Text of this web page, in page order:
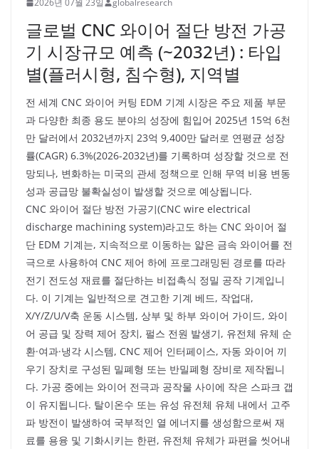
2026년 07월 23일 globalresearch
글로벌 CNC 와이어 절단 방전 가공
기 시장규모 예측 (~2032년) : 타입
별(플러시형, 침수형), 지역별
전 세계 CNC 와이어 커팅 EDM 기계 시장은 주요 제품 부문
과 다양한 최종 용도 분야의 성장에 힘입어 2025년 15억 6천
만 달러에서 2032년까지 23억 9,400만 달러로 연평균 성장
률(CAGR) 6.3%(2026-2032년)를 기록하며 성장할 것으로 전
망되나, 변화하는 미국의 관세 정책으로 인해 무역 비용 변동
성과 공급망 불확실성이 발생할 것으로 예상됩니다.
CNC 와이어 절단 방전 가공기(CNC wire electrical
discharge machining system)라고도 하는 CNC 와이어 절
단 EDM 기계는, 지속적으로 이동하는 얇은 금속 와이어를 전
극으로 사용하여 CNC 제어 하에 프로그래밍된 경로를 따라
전기 전도성 재료를 절단하는 비접촉식 정밀 공작 기계입니
다. 이 기계는 일반적으로 견고한 기계 베드, 작업대,
X/Y/Z/U/V축 운동 시스템, 상부 및 하부 와이어 가이드, 와이
어 공급 및 장력 제어 장치, 펄스 전원 발생기, 유전체 유체 순
환·여과·냉각 시스템, CNC 제어 인터페이스, 자동 와이어 끼
우기 장치로 구성된 밀폐형 또는 반밀폐형 장비로 제작됩니
다. 가공 중에는 와이어 전극과 공작물 사이에 작은 스파크 갭
이 유지됩니다. 탈이온수 또는 유성 유전체 유체 내에서 고주
파 방전이 발생하여 국부적인 열 에너지를 생성함으로써 재
료를 용융 및 기화시키는 한편, 유전체 유체가 파편을 씻어내